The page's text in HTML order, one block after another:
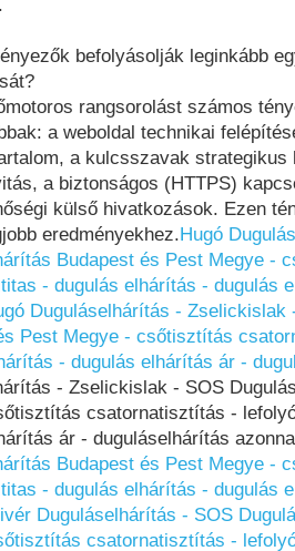
befolyásolják leginkább
rangsorolást számos
a weboldal technikai
a kulcsszavak strategikus
a biztonságos (HTTPS)
külső hivatkozások. Ezen
eredményekhez.Hugó
Budapest és Pest Megye -
- dugulás elhárítás - dugulás
Duguláselhárítás - Zselickislak
Pest Megye - csőtisztítás
- dugulás elhárítás ár -
- Zselickislak - SOS
csatornatisztítás -
ár - duguláselhárítás
Budapest és Pest Megye -
- dugulás elhárítás - dugulás
Duguláselhárítás - SOS
csatornatisztítás -